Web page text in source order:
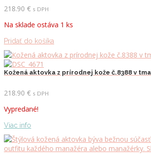
218.90 € s DPH
Na sklade ostáva 1 ks
Pridať do košíka
Kožená aktovka z prírodnej kože č.8388 v
218.90 € s DPH
Vypredané!
Viac info